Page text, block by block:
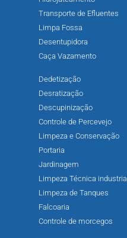
Transporte de Efluentes
Limpa Fossa
Desentupidora
Caça Vazamento
Dedetização
Desratização
Descupinização
Controle de Percevejo
Limpeza e Conservação
Portaria
Jardinagem
Limpeza Técnica industrial
Limpeza de Tanques
Falcoaria
Controle de morcegos